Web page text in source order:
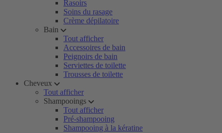
Rasoirs
Soins du rasage
Crème dépilatoire
Bain
Tout afficher
Accessoires de bain
Peignoirs de bain
Serviettes de toilette
Trousses de toilette
Cheveux
Tout afficher
Shampooings
Tout afficher
Pré-shampooing
Shampooing à la kératine